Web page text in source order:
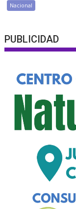
Nacional
PUBLICIDAD